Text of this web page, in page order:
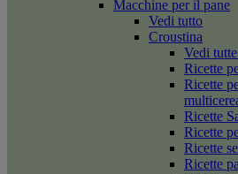
Macchine per il pane
Vedi tutto
Croustina
Vedi
Ricette
Ricette
Ricette
Ricette
Ricette
Ricette